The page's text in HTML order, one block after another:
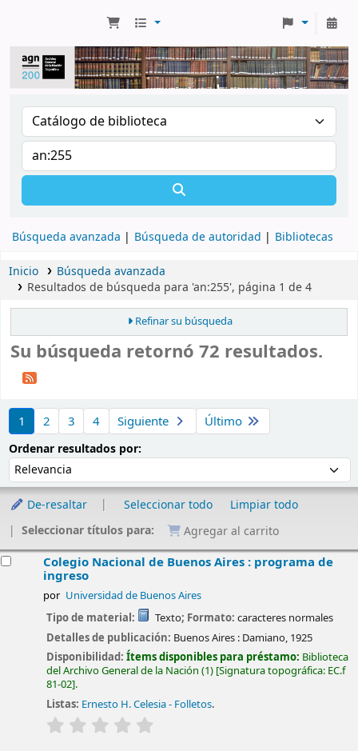
Búsqueda avanzada Búsqueda de autoridad Bibliotecas
Inicio
Búsqueda avanzada
Resultados de búsqueda para 'an:255', página 1 de 4
Refinar su búsqueda
Su búsqueda retornó 72 resultados.
1
2 3 4 Siguiente Último
Ordenar resultados por:
De-resaltar Seleccionar todo
Limpiar todo
Seleccionar títulos para:
Agregar al carrito
Colegio Nacional de Buenos Aires : programa de
ingreso
por Universidad de Buenos Aires
Tipo de material: Texto; Formato: caracteres normales
Detalles de publicación: Buenos Aires : Damiano, 1925
Disponibilidad:Ítems disponibles para préstamo: Biblioteca
del Archivo General de la Nación (1) Signatura topográfica: EC.f
81-02 .
Listas: Ernesto H. Celesia - Folletos.
valoración